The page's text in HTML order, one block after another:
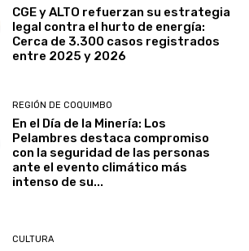
CGE y ALTO refuerzan su estrategia
legal contra el hurto de energía:
Cerca de 3.300 casos registrados
entre 2025 y 2026
REGIÓN DE COQUIMBO
En el Día de la Minería: Los
Pelambres destaca compromiso
con la seguridad de las personas
ante el evento climático más
intenso de su...
CULTURA